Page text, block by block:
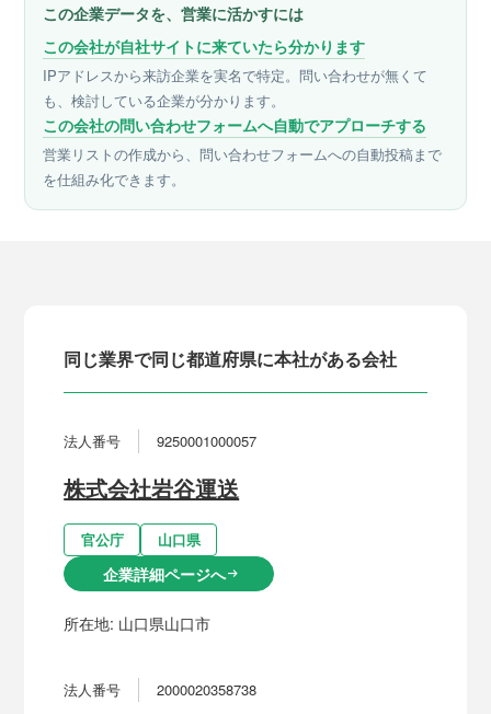
この企業データを、営業に活かすには
この会社が自社サイトに来ていたら分かります
IPアドレスから来訪企業を実名で特定。問い合わせが無くて
も、検討している企業が分かります。
この会社の問い合わせフォームへ自動でアプローチする
営業リストの作成から、問い合わせフォームへの自動投稿まで
を仕組み化できます。
同じ業界で同じ都道府県に本社がある会社
法人番号 9250001000057
株式会社岩谷運送
官公庁 山口県
企業詳細ページへarrow_right_alt
所在地: 山口県山口市
法人番号 2000020358738